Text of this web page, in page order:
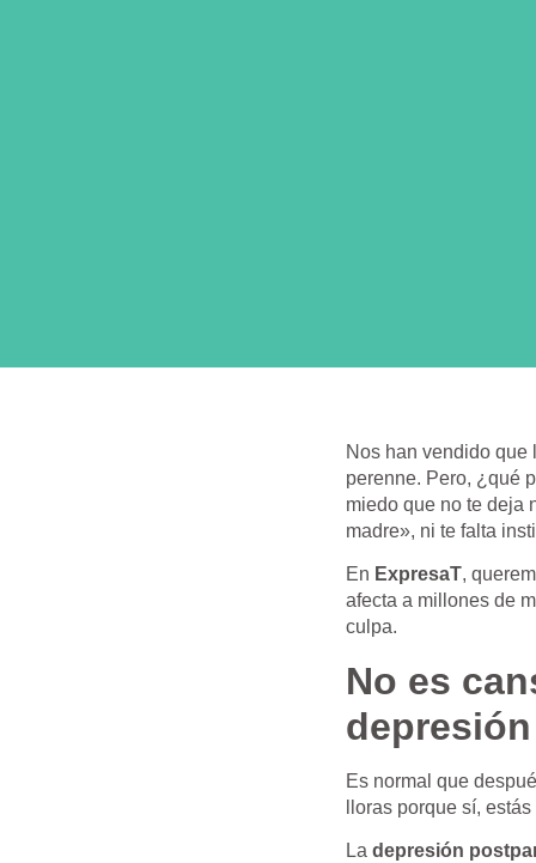
Nos han vendido que
perenne. Pero, ¿qué
miedo que no te deja
madre», ni te falta
En ExpresaT,
afecta a millones de
culpa.
No es
Es normal que
lloras porque sí,
La depresión